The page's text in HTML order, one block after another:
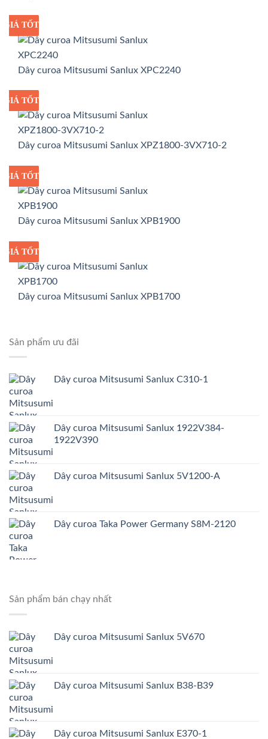
GIÁ SỈ
GIÁ TỐT
Dây curoa Mitsusumi Sanlux XPC2240
GIÁ SỈ
GIÁ TỐT
Dây curoa Mitsusumi Sanlux XPZ1800-3VX710-2
GIÁ SỈ
GIÁ TỐT
Dây curoa Mitsusumi Sanlux XPB1900
GIÁ SỈ
GIÁ TỐT
Dây curoa Mitsusumi Sanlux XPB1700
Sản phẩm ưu đãi
Dây curoa Mitsusumi Sanlux C310-1
Dây curoa Mitsusumi Sanlux 1922V384-
1922V390
Dây curoa Mitsusumi Sanlux 5V1200-A
Dây curoa Taka Power Germany S8M-2120
Sản phẩm bán chạy nhất
Dây curoa Mitsusumi Sanlux 5V670
Dây curoa Mitsusumi Sanlux B38-B39
Dây curoa Mitsusumi Sanlux E370-1